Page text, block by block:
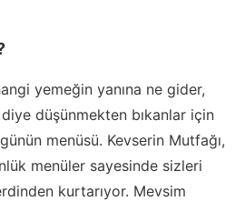
yemeğin yanına ne gider,
düşünmekten bıkanlar için
menüsü. Kevserin Mutfağı,
menüler sayesinde sizleri
kurtarıyor. Mevsim